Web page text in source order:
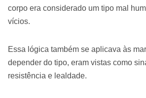
corpo era considerado um tipo mal
vícios.
Essa lógica também se aplicava às
depender do tipo, eram vistas como
resistência e lealdade.